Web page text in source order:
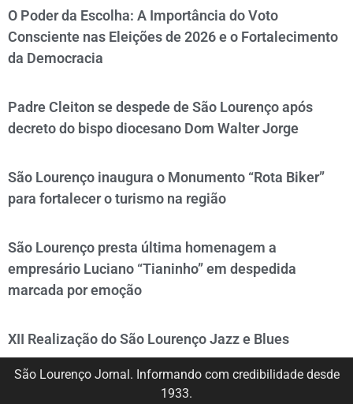
O Poder da Escolha: A Importância do Voto
Consciente nas Eleições de 2026 e o Fortalecimento
da Democracia
Padre Cleiton se despede de São Lourenço após
decreto do bispo diocesano Dom Walter Jorge
São Lourenço inaugura o Monumento “Rota Biker”
para fortalecer o turismo na região
São Lourenço presta última homenagem a
empresário Luciano “Tianinho” em despedida
marcada por emoção
XII Realização do São Lourenço Jazz e Blues
São Lourenço Jornal. Informando com credibilidade desde
1933.